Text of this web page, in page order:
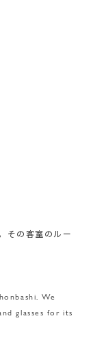
その客室のルー
We
glasses for its